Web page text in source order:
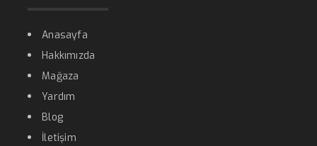
Anasayfa
Hakkımızda
Mağaza
Yardım
Blog
İletişim